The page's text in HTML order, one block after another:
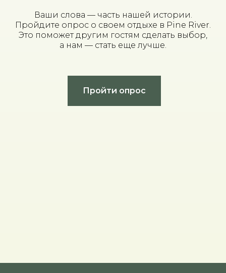
Ваши слова — часть нашей истории.
Пройдите опрос о своем отдыхе в Pine River.
Это поможет другим гостям сделать выбор,
а нам — стать еще лучше.
Пройти опрос